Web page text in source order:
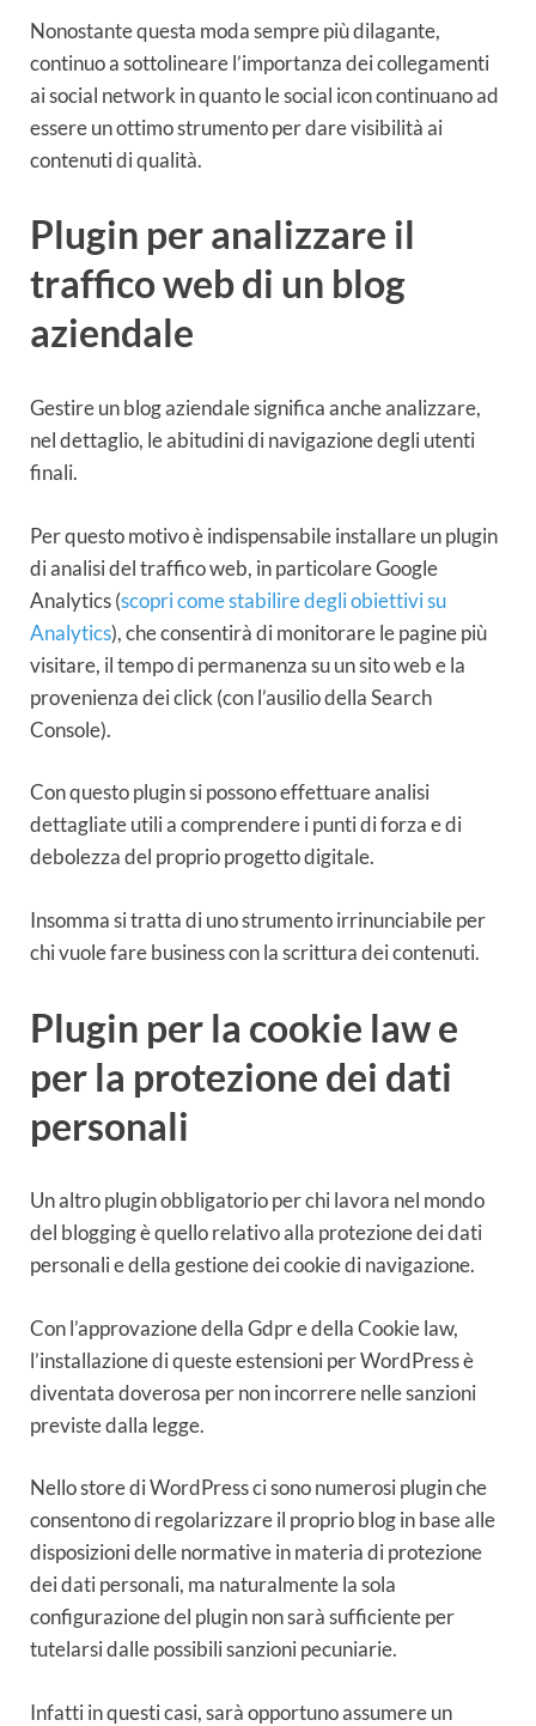
Nonostante questa moda sempre più dilagante,
continuo a sottolineare l’importanza dei collegamenti
ai social network in quanto le social icon continuano ad
essere un ottimo strumento per dare visibilità ai
contenuti di qualità.
Plugin per analizzare il
traffico web di un blog
aziendale
Gestire un blog aziendale significa anche analizzare,
nel dettaglio, le abitudini di navigazione degli utenti
finali.
Per questo motivo è indispensabile installare un plugin
di analisi del traffico web, in particolare Google
Analytics (scopri come stabilire degli obiettivi su
Analytics), che consentirà di monitorare le pagine più
visitare, il tempo di permanenza su un sito web e la
provenienza dei click (con l’ausilio della Search
Console).
Con questo plugin si possono effettuare analisi
dettagliate utili a comprendere i punti di forza e di
debolezza del proprio progetto digitale.
Insomma si tratta di uno strumento irrinunciabile per
chi vuole fare business con la scrittura dei contenuti.
Plugin per la cookie law e
per la protezione dei dati
personali
Un altro plugin obbligatorio per chi lavora nel mondo
del blogging è quello relativo alla protezione dei dati
personali e della gestione dei cookie di navigazione.
Con l’approvazione della Gdpr e della Cookie law,
l’installazione di queste estensioni per WordPress è
diventata doverosa per non incorrere nelle sanzioni
previste dalla legge.
Nello store di WordPress ci sono numerosi plugin che
consentono di regolarizzare il proprio blog in base alle
disposizioni delle normative in materia di protezione
dei dati personali, ma naturalmente la sola
configurazione del plugin non sarà sufficiente per
tutelarsi dalle possibili sanzioni pecuniarie.
Infatti in questi casi, sarà opportuno assumere un